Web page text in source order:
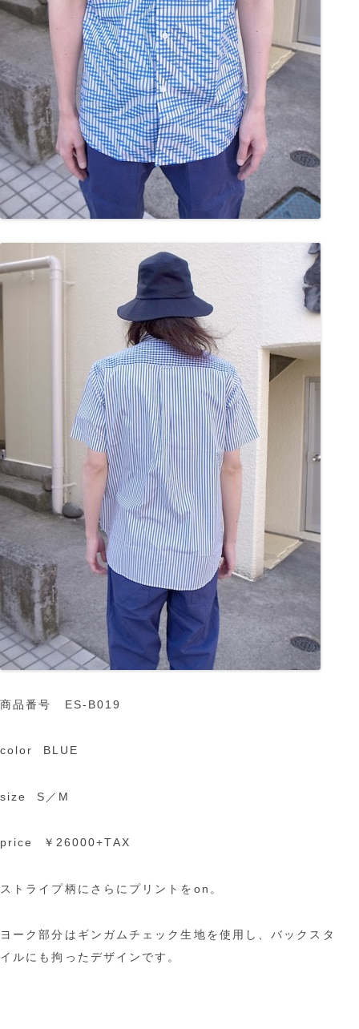
商品番号 ES-B019
color BLUE
size S／M
price ￥26000+TAX
ストライプ柄にさらにプリントをon。
ヨーク部分はギンガムチェック生地を使用し、バックスタ
イルにも拘ったデザインです。